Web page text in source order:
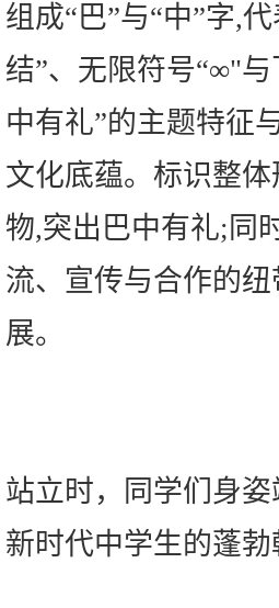
组成“巴”与“中”字,
结”、无限符号“∞"
中有礼”的主题特征
文化底蕴。标识整
物,突出巴中有礼;同
流、宣传与合作的
展。
站立时，同学们身
新时代中学生的蓬勃